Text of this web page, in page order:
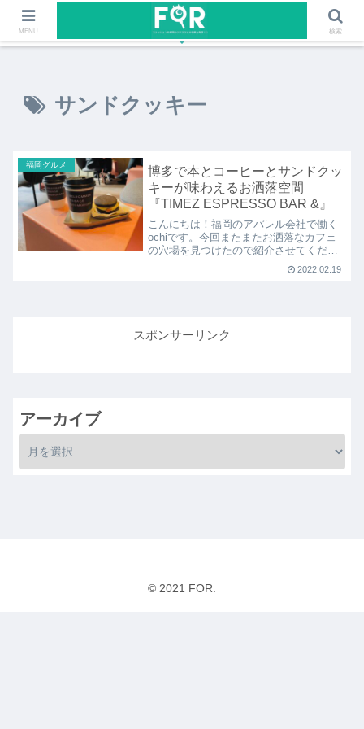
ファッションや福岡のワクワクする情報を発信！！
サンドクッキー
福岡グルメ
博多で本とコーヒーとサンドクッ
キーが味わえるお洒落空間
『TIMEZ ESPRESSO BAR &』
こんにちは！福岡のアパレル会社で働く
ochiです。今回またまたお洒落なカフェ
の穴場を見つけたので紹介させてくださ
2022.02.19
スポンサーリンク
アーカイブ
© 2021 FOR.
MENU 検索